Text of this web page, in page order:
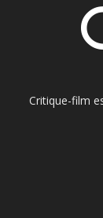
Critique-film